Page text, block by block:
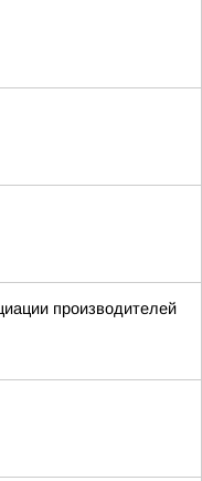
производителей